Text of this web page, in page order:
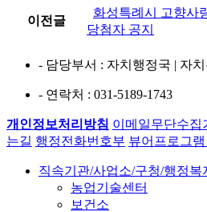
이전글
화성특례시 고향사
당첨자 공지
- 담당부서 : 자치행정국 | 자
- 연락처 : 031-5189-1743
개인정보처리방침 이메일무단수집
는길 행정전화번호부 뷰어프로그
직속기관/사업소/구청/행정복
농업기술센터
보건소